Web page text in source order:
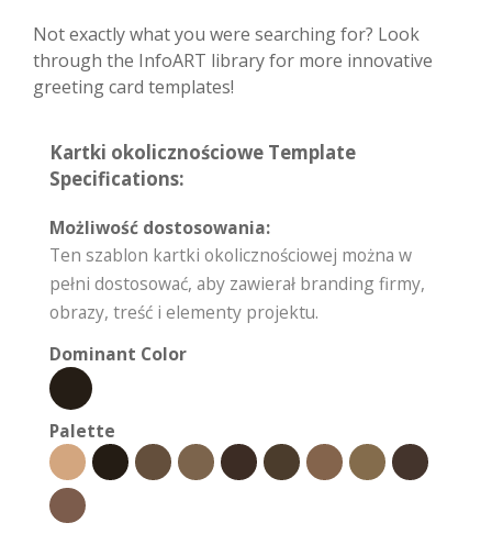
Not exactly what you were searching for? Look
through the InfoART library for more innovative
greeting card templates!
Kartki okolicznościowe Template
Specifications:
Możliwość dostosowania:
Ten szablon kartki okolicznościowej można w
pełni dostosować, aby zawierał branding firmy,
obrazy, treść i elementy projektu.
Dominant Color
Palette